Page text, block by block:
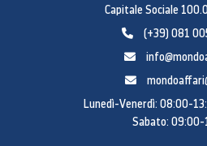
Capitale Sociale
(+39) 081
Lunedì-Venerdì: 08:00-
Sabato: 09:00-